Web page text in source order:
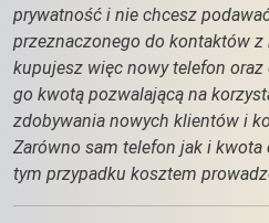
prywatność i nie chcesz
przeznaczonego do kontaktów z
kupujesz więc nowy telefon
go kwotą pozwalającą na
zdobywania nowych klientów i
Zarówno sam telefon jak i kwota
tym przypadku kosztem